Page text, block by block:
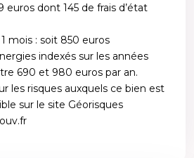
euros dont 145 de frais d’état
mois : soit 850 euros
indexés sur les années
690 et 980 euros par an.
les risques auxquels ce bien est
sur le site Géorisques